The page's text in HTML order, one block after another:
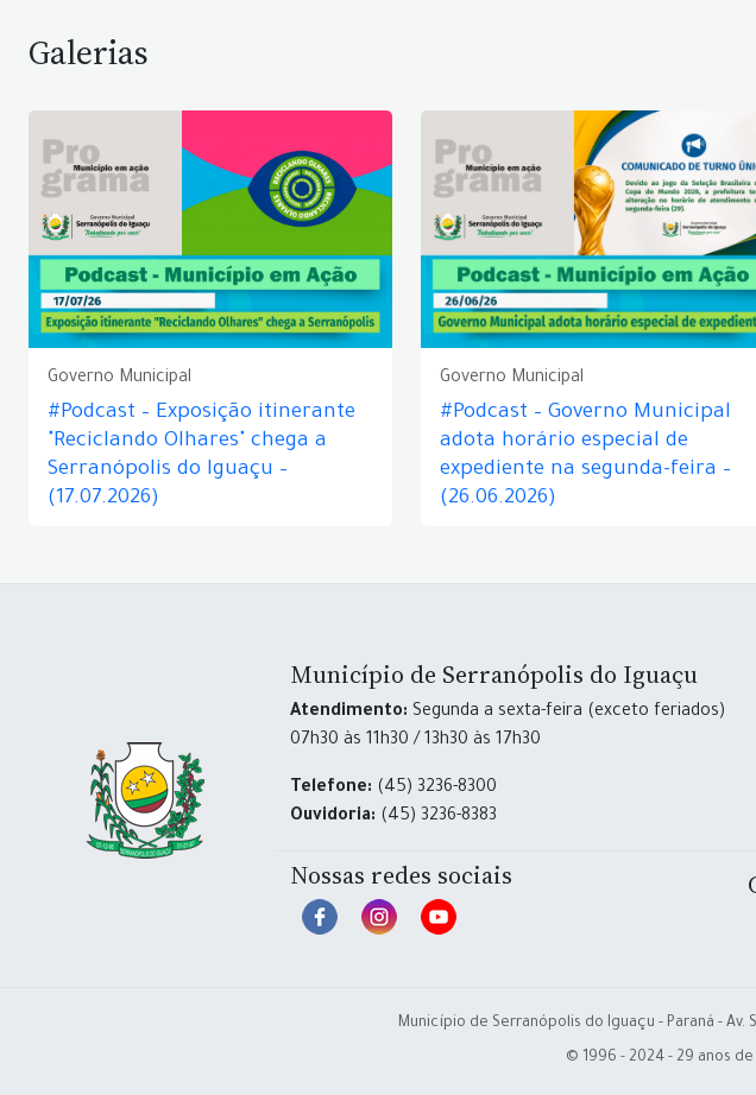
Galerias
Governo Municipal
#Podcast – Exposição itinerante
"Reciclando Olhares" chega a
Serranópolis do Iguaçu –
(17.07.2026)
Governo Municipal
#Podcast – Governo Municipal
adota horário especial de
expediente na segunda-feira –
(26.06.2026)
Município de Serranópolis do Iguaçu
Atendimento: Segunda a sexta-feira (exceto feriados)
07h30 às 11h30 / 13h30 às 17h30
Telefone: (45) 3236-8300
Ouvidoria: (45) 3236-8383
Nossas redes sociais
Município de Serranópolis do Iguaçu - Paraná - Av.
© 1996 - 2024 - 29 anos